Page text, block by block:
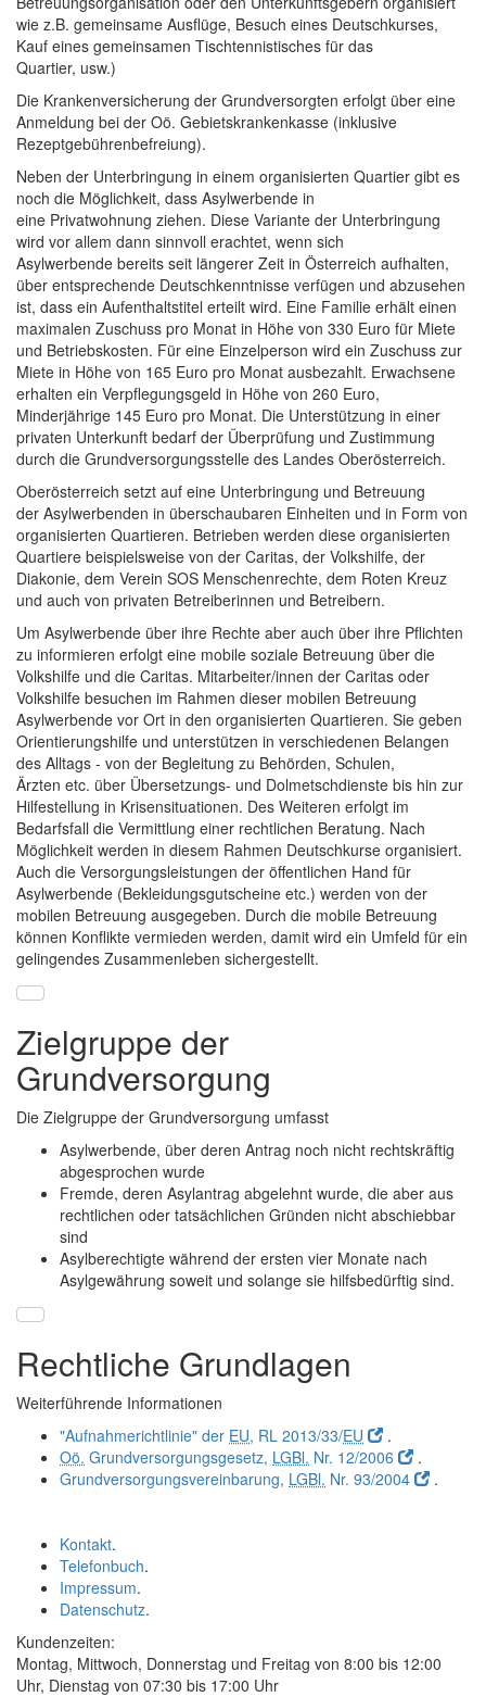
wie z.B. gemeinsame Ausflüge, Besuch eines Deutschkurses,
Kauf eines gemeinsamen Tischtennistisches für das
Quartier, usw.)
Die Krankenversicherung der Grundversorgten erfolgt über eine
Anmeldung bei der Oö. Gebietskrankenkasse (inklusive
Rezeptgebührenbefreiung).
Neben der Unterbringung in einem organisierten Quartier gibt es
noch die Möglichkeit, dass Asylwerbende in
eine Privatwohnung ziehen. Diese Variante der Unterbringung
wird vor allem dann sinnvoll erachtet, wenn sich
Asylwerbende bereits seit längerer Zeit in Österreich aufhalten,
über entsprechende Deutschkenntnisse verfügen und abzusehen
ist, dass ein Aufenthaltstitel erteilt wird. Eine Familie erhält einen
maximalen Zuschuss pro Monat in Höhe von 330 Euro für Miete
und Betriebskosten. Für eine Einzelperson wird ein Zuschuss zur
Miete in Höhe von 165 Euro pro Monat ausbezahlt. Erwachsene
erhalten ein Verpflegungsgeld in Höhe von 260 Euro,
Minderjährige 145 Euro pro Monat. Die Unterstützung in einer
privaten Unterkunft bedarf der Überprüfung und Zustimmung
durch die Grundversorgungsstelle des Landes Oberösterreich.
Oberösterreich setzt auf eine Unterbringung und Betreuung
der Asylwerbenden in überschaubaren Einheiten und in Form von
organisierten Quartieren. Betrieben werden diese organisierten
Quartiere beispielsweise von der Caritas, der Volkshilfe, der
Diakonie, dem Verein SOS Menschenrechte, dem Roten Kreuz
und auch von privaten Betreiberinnen und Betreibern.
Um Asylwerbende über ihre Rechte aber auch über ihre Pflichten
zu informieren erfolgt eine mobile soziale Betreuung über die
Volkshilfe und die Caritas. Mitarbeiter/innen der Caritas oder
Volkshilfe besuchen im Rahmen dieser mobilen Betreuung
Asylwerbende vor Ort in den organisierten Quartieren. Sie geben
Orientierungshilfe und unterstützen in verschiedenen Belangen
des Alltags - von der Begleitung zu Behörden, Schulen,
Ärzten etc. über Übersetzungs- und Dolmetschdienste bis hin zur
Hilfestellung in Krisensituationen. Des Weiteren erfolgt im
Bedarfsfall die Vermittlung einer rechtlichen Beratung. Nach
Möglichkeit werden in diesem Rahmen Deutschkurse organisiert.
Auch die Versorgungsleistungen der öffentlichen Hand für
Asylwerbende (Bekleidungsgutscheine etc.) werden von der
mobilen Betreuung ausgegeben. Durch die mobile Betreuung
können Konflikte vermieden werden, damit wird ein Umfeld für ein
gelingendes Zusammenleben sichergestellt.
Zielgruppe der
Grundversorgung
Die Zielgruppe der Grundversorgung umfasst
Asylwerbende, über deren Antrag noch nicht rechtskräftig
abgesprochen wurde
Fremde, deren Asylantrag abgelehnt wurde, die aber aus
rechtlichen oder tatsächlichen Gründen nicht abschiebbar
sind
Asylberechtigte während der ersten vier Monate nach
Asylgewährung soweit und solange sie hilfsbedürftig sind.
Rechtliche Grundlagen
Weiterführende Informationen
"Aufnahmerichtlinie" der EU, RL 2013/33/EU
.
Oö. Grundversorgungsgesetz, LGBl. Nr. 12/2006
.
Grundversorgungsvereinbarung, LGBl. Nr. 93/2004 .
Kontakt.
Telefonbuch.
Impressum.
Datenschutz.
Kundenzeiten:
Montag, Mittwoch, Donnerstag und Freitag von 8:00 bis 12:00
Uhr, Dienstag von 07:30 bis 17:00 Uhr